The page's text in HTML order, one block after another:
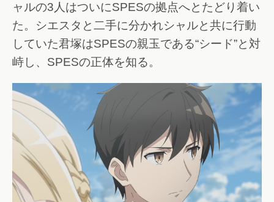
ャルの3人はついにSPESの拠点へとたどり着い
た。シエスタと二手に分かれシャルと共に行動
していた君塚はSPESの親玉である“シード”と対
峙し、SPESの正体を知る。